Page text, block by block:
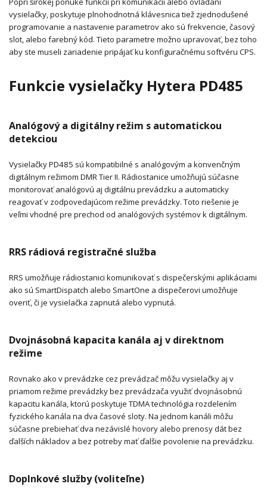
vysielačky, poskytuje plnohodnotná klávesnica tiež zjednodušené
programovanie a nastavenie parametrov ako sú frekvencie, časový
slot, alebo farebný kód. Tieto parametre možno upravovať, bez toho
aby ste museli zariadenie pripájať ku konfiguračnému softvéru CPS.
Funkcie vysielačky Hytera PD485
Analógový a digitálny režim s automatickou
detekciou
Vysielačky PD485 sú kompatibilné s analógovým a konvenčným
digitálnym režimom DMR Tier II. Rádiostanice umožňujú súčasne
monitorovať analógovú aj digitálnu prevádzku a automaticky
reagovať v zodpovedajúcom režime prevádzky. Toto riešenie je
veľmi vhodné pre prechod od analógových systémov k digitálnym.
RRS rádiová registračné služba
RRS umožňuje rádiostanici komunikovať s dispečerskými aplikáciami
ako sú SmartDispatch alebo SmartOne a dispečerovi umožňuje
overiť, či je vysielačka zapnutá alebo vypnutá.
Dvojnásobná kapacita kanála aj v direktnom
režime
Rovnako ako v prevádzke cez prevádzač môžu vysielačky aj v
priamom režime prevádzky bez prevádzača využiť dvojnásobnú
kapacitu kanála, ktorú poskytuje TDMA technológia rozdelením
fyzického kanála na dva časové sloty. Na jednom kanáli môžu
súčasne prebiehať dva nezávislé hovory alebo prenosy dát bez
ďalších nákladov a bez potreby mať ďalšie povolenie na prevádzku.
Doplnkové služby (voliteľne)